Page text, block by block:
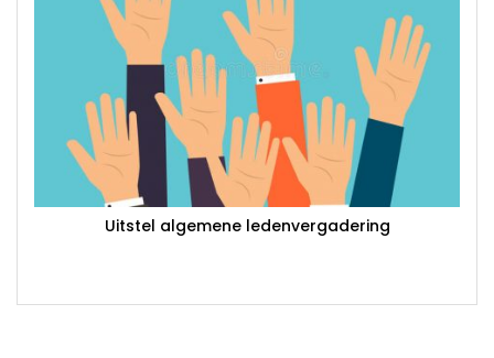
Uitstel algemene ledenvergadering